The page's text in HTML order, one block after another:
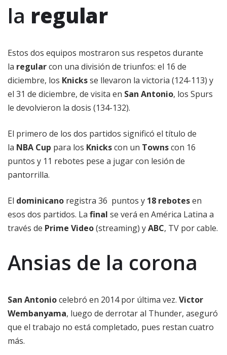
la regular
Estos dos equipos mostraron sus respetos durante
la regularcon una división de triunfos: el 16 de
diciembre, los Knicksse llevaron la victoria (124-113) y
el 31 de diciembre, de visita en San Antonio, los Spurs
le devolvieron la dosis (134-132).
El primero de los dos partidos significó el título de
la NBA Cup para los Knickscon un Townscon 16
puntos y 11 rebotes pese a jugar con lesión de
pantorrilla.
El dominicano registra 36 puntos y 18 rebotesen
esos dos partidos. La final se verá en América Latina a
través de Prime Video(streaming) yABC, TV por cable.
Ansias de la corona
San Antoniocelebró en 2014 por última vez. Victor
Wembanyama, luego de derrotar al Thunder, aseguró
que el trabajo no está completado, pues restan cuatro
más.